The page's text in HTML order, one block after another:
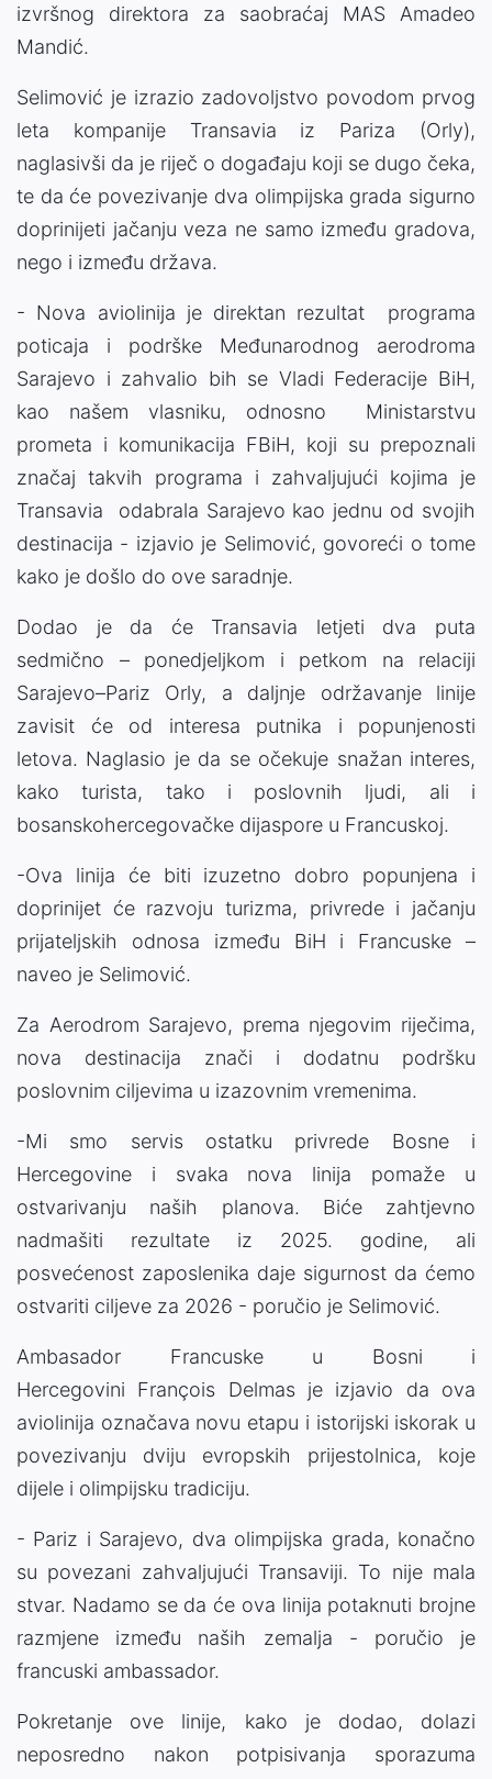
izvršnog direktora za saobraćaj MAS Amadeo
Mandić.
Selimović je izrazio zadovoljstvo povodom prvog
leta kompanije Transavia iz Pariza (Orly),
naglasivši da je riječ o događaju koji se dugo čeka,
te da će povezivanje dva olimpijska grada sigurno
doprinijeti jačanju veza ne samo između gradova,
nego i između država.
- Nova aviolinija je direktan rezultat programa
poticaja i podrške Međunarodnog aerodroma
Sarajevo i zahvalio bih se Vladi Federacije BiH,
kao našem vlasniku, odnosno Ministarstvu
prometa i komunikacija FBiH, koji su prepoznali
značaj takvih programa i zahvaljujući kojima je
Transavia odabrala Sarajevo kao jednu od svojih
destinacija - izjavio je Selimović, govoreći o tome
kako je došlo do ove saradnje.
Dodao je da će Transavia letjeti dva puta
sedmično – ponedjeljkom i petkom na relaciji
Sarajevo–Pariz Orly, a daljnje održavanje linije
zavisit će od interesa putnika i popunjenosti
letova. Naglasio je da se očekuje snažan interes,
kako turista, tako i poslovnih ljudi, ali i
bosanskohercegovačke dijaspore u Francuskoj.
-Ova linija će biti izuzetno dobro popunjena i
doprinijet će razvoju turizma, privrede i jačanju
prijateljskih odnosa između BiH i Francuske –
naveo je Selimović.
Za Aerodrom Sarajevo, prema njegovim riječima,
nova destinacija znači i dodatnu podršku
poslovnim ciljevima u izazovnim vremenima.
-Mi smo servis ostatku privrede Bosne i
Hercegovine i svaka nova linija pomaže u
ostvarivanju naših planova. Biće zahtjevno
nadmašiti rezultate iz 2025. godine, ali
posvećenost zaposlenika daje sigurnost da ćemo
ostvariti ciljeve za 2026 - poručio je Selimović.
Ambasador Francuske u Bosni i
Hercegovini François Delmas je izjavio da ova
aviolinija označava novu etapu i istorijski iskorak u
povezivanju dviju evropskih prijestolnica, koje
dijele i olimpijsku tradiciju.
- Pariz i Sarajevo, dva olimpijska grada, konačno
su povezani zahvaljujući Transaviji. To nije mala
stvar. Nadamo se da će ova linija potaknuti brojne
razmjene između naših zemalja - poručio je
francuski ambassador.
Pokretanje ove linije, kako je dodao, dolazi
neposredno nakon potpisivanja sporazuma